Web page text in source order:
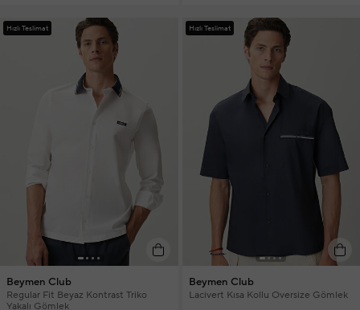
Hızlı Teslimat
Beymen Club
Regular Fit Beyaz Kontrast Triko
Yakalı Gömlek
Hızlı Teslimat
Beymen Club
Lacivert Kısa Kollu Oversize Gömlek